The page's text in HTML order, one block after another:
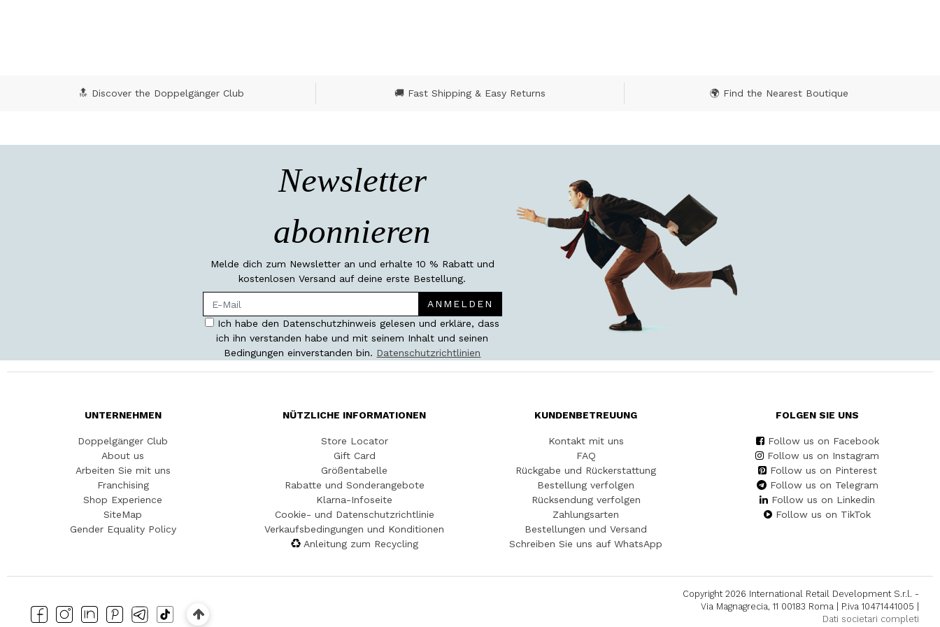
🔝 Discover the Doppelgänger Club 🚚 Fast Shipping & Easy Returns 🌍 Find the Nearest Boutique
Newsletter
abonnieren
Melde dich zum Newsletter an und erhalte 10 % Rabatt und
kostenlosen Versand auf deine erste Bestellung.
ANMELDEN
Ich habe den Datenschutzhinweis gelesen und erkläre, dass
ich ihn verstanden habe und mit seinem Inhalt und seinen
Bedingungen einverstanden bin. Datenschutzrichtlinien
UNTERNEHMEN
Doppelgänger Club
About us
Arbeiten Sie mit uns
Franchising
Shop Experience
SiteMap
Gender Equality Policy
NÜTZLICHE INFORMATIONEN
Store Locator
Gift Card
Größentabelle
Rabatte und Sonderangebote
Klarna-Infoseite
Cookie- und Datenschutzrichtlinie
Verkaufsbedingungen und Konditionen
Anleitung zum Recycling
KUNDENBETREUUNG
Kontakt mit uns
FAQ
Rückgabe und Rückerstattung
Bestellung verfolgen
Rücksendung verfolgen
Zahlungsarten
Bestellungen und Versand
Schreiben Sie uns auf WhatsApp
FOLGEN SIE UNS
Follow us on Facebook
Follow us on Instagram
Follow us on Pinterest
Follow us on Telegram
Follow us on Linkedin
Follow us on TikTok
Copyright 2026 International Retail Development S.r.l. -
Via Magnagrecia, 11 00183 Roma | P.iva 10471441005 |
Dati societari completi